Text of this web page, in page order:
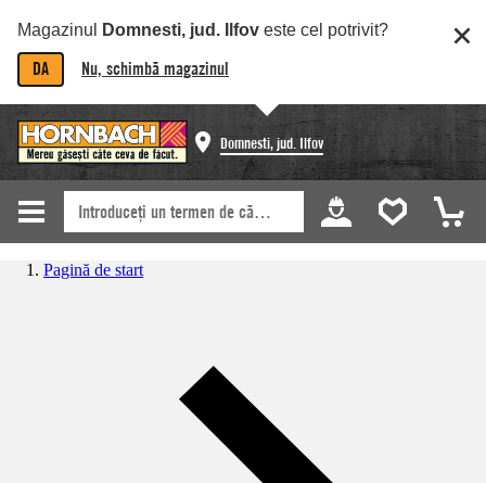
Magazinul Domnesti, jud. Ilfov este cel potrivit?
DA Nu, schimbă magazinul
Domnesti, jud. Ilfov
Pagină de start